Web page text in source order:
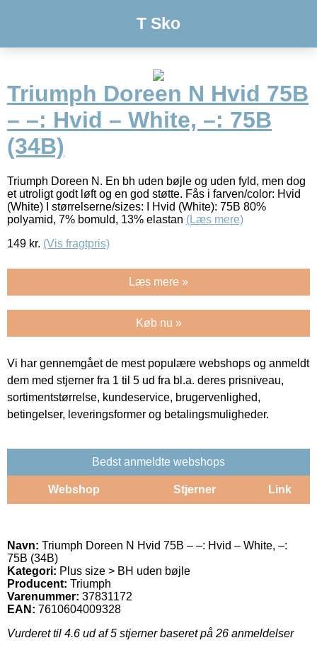
T Sko
Triumph Doreen N Hvid 75B
– –: Hvid – White, –: 75B
(34B)
Triumph Doreen N. En bh uden bøjle og uden fyld, men dog
et utroligt godt løft og en god støtte. Fås i farven/color: Hvid
(White) I størrelserne/sizes: I Hvid (White): 75B 80%
polyamid, 7% bomuld, 13% elastan (Læs mere)
149 kr. (Vis fragtpris)
Læs mere »
Køb nu »
Vi har gennemgået de mest populære webshops og anmeldt
dem med stjerner fra 1 til 5 ud fra bl.a. deres prisniveau,
sortimentstørrelse, kundeservice, brugervenlighed,
betingelser, leveringsformer og betalingsmuligheder.
Bedst anmeldte webshops
Webshop Stjerner Link
Navn: Triumph Doreen N Hvid 75B – –: Hvid – White, –:
75B (34B)
Kategori: Plus size > BH uden bøjle
Producent: Triumph
Varenummer: 37831172
EAN: 7610604009328
Vurderet til 4.6 ud af 5 stjerner baseret på 26 anmeldelser